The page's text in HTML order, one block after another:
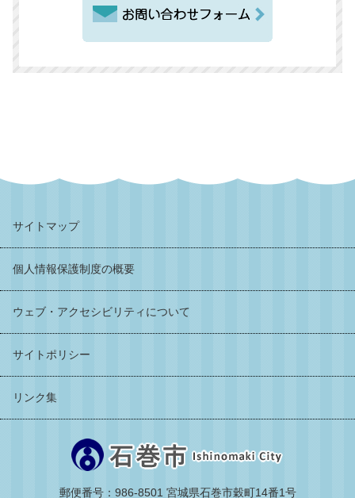
サイトマップ
個人情報保護制度の概要
ウェブ・アクセシビリティについて
サイトポリシー
リンク集
郵便番号：986-8501 宮城県石巻市穀町14番1号